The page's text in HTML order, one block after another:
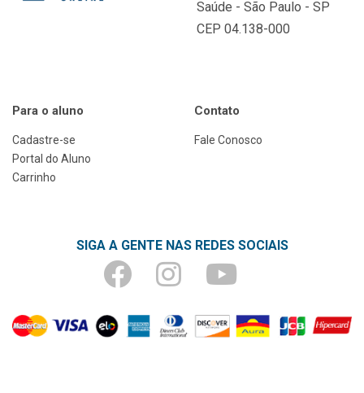
Saúde - São Paulo - SP
CEP 04.138-000
Para o aluno
Cadastre-se
Portal do Aluno
Carrinho
Contato
Fale Conosco
SIGA A GENTE NAS REDES SOCIAIS